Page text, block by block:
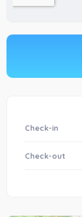
Check-in
Check-out